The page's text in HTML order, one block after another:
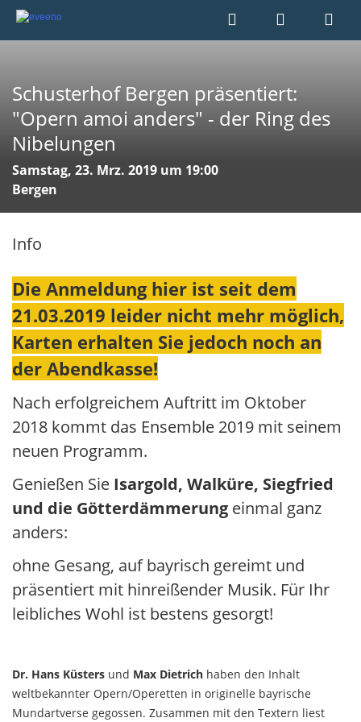
Schusterhof Bergen präsentiert:
"Opern amoi anders" - der Ring des
Nibelungen
Samstag, 23. Mrz. 2019 um 19:00
Bergen
Info
Die Anmeldung hier ist seit dem
21.03.2019 leider nicht mehr möglich,
Karten erhalten Sie jedoch noch an
der Abendkasse!
Nach erfolgreichem Auftritt im Oktober
2018 kommt das Ensemble 2019 mit seinem
neuen Programm.
Genießen Sie Isargold, Walküre, Siegfried
und die Götterdämmerung einmal ganz
anders:
ohne Gesang, auf bayrisch gereimt und
präsentiert mit hinreißender Musik. Für Ihr
leibliches Wohl ist bestens gesorgt!
Dr. Hans Küsters und Max Dietrich haben den Inhalt
weltbekannter Opern/Operetten in originelle bayrische
Mundartverse gegossen. Zusammen mit den Textern liest